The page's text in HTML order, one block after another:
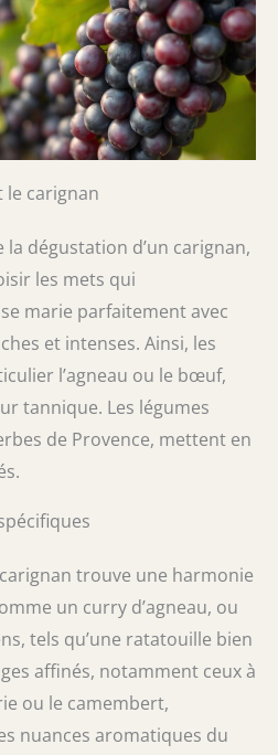
le carignan
dégustation d’un carignan,
les mets qui
marie parfaitement avec
et intenses. Ainsi, les
l’agneau ou le bœuf,
tannique. Les légumes
de Provence, mettent en
trouve une harmonie
un curry d’agneau, ou
tels qu’une ratatouille bien
affinés, notamment ceux à
ou le camembert,
nuances aromatiques du